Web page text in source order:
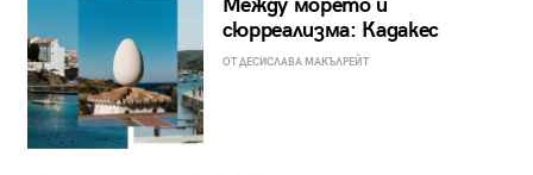
Между морето и
сюрреализма: Кадакес
ОТ ДЕСИСЛАВА МАКЪЛРЕЙТ